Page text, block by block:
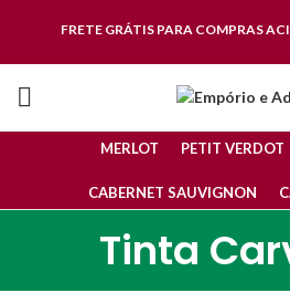
FRETE GRÁTIS PARA COMPRAS
MERLOT PETIT VERDOT
CABERNET SAUVIGNON
Tinta